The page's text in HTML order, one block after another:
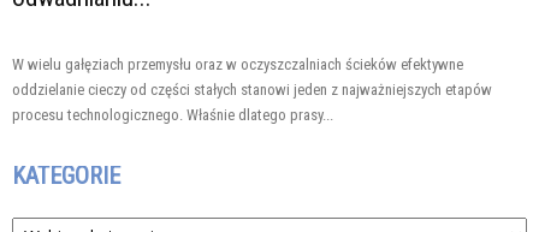
W wielu gałęziach przemysłu oraz w oczyszczalniach ścieków efektywne
oddzielanie cieczy od części stałych stanowi jeden z najważniejszych etapów
procesu technologicznego. Właśnie dlatego prasy...
KATEGORIE
Kategorie